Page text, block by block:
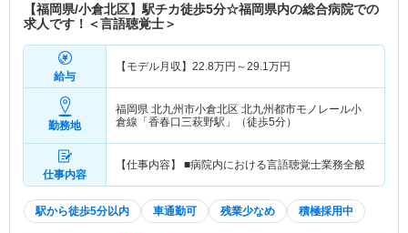
【福岡県/小倉北区】駅チカ徒歩5分☆福岡県内の総合病院での
求人です！＜言語聴覚士＞
給与
【モデル月収】 22.8万円～29.1 万円
勤務地
福岡県 北九州市小倉北区 北九州都市モノレール小
倉線「香春口三萩野駅」（徒歩5分）
仕事内容
【仕事内容】 ■病院内における言語聴覚士業務全般
駅から徒歩5分以内 車通勤可 残業少なめ 積極採用中